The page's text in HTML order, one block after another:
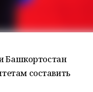
Башкортостан
составить